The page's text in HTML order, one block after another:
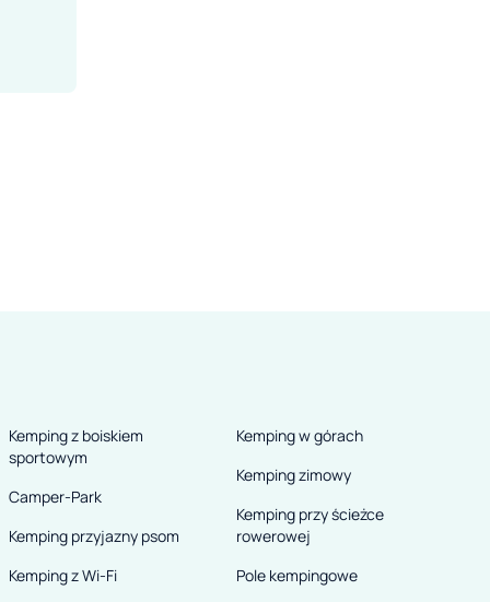
Kemping z boiskiem
sportowym
Camper-Park
Kemping przyjazny psom
Kemping z Wi-Fi
Kemping w górach
Kemping zimowy
Kemping przy ścieżce
rowerowej
Pole kempingowe